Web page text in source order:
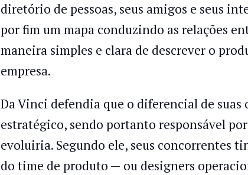
diretório de pessoas, seus amigos e seus
por fim um mapa conduzindo as relações
maneira simples e clara de descrever o
empresa.
Da Vinci defendia que o diferencial de
estratégico, sendo portanto responsável
evoluiria. Segundo ele, seus concorrentes
do time de produto — ou designers